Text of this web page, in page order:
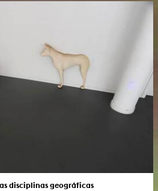
disciplinas geográficas